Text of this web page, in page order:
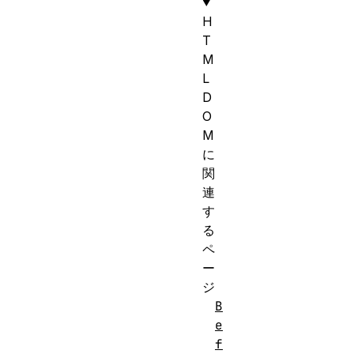
H
T
M
L
D
O
M
に
関
連
す
る
ペ
ー
ジ
B
e
f